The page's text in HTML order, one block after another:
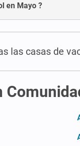
en Mayo ?
las casas de